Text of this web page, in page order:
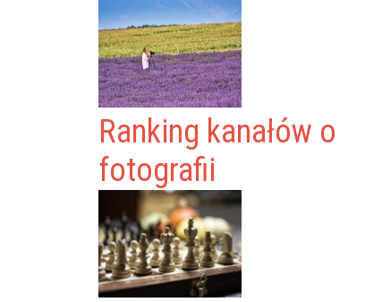
Ranking kanałów o
fotografii